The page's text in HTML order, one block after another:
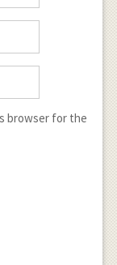
browser for the